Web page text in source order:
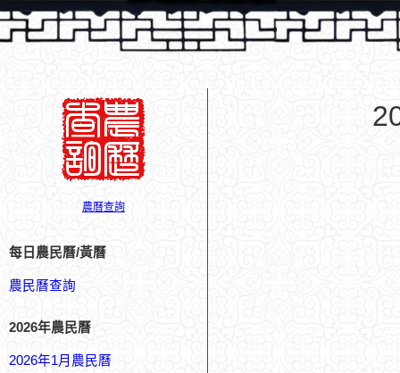
農曆查詢
每日農民曆/黃曆
農民曆查詢
2026年農民曆
2026年1月農民曆